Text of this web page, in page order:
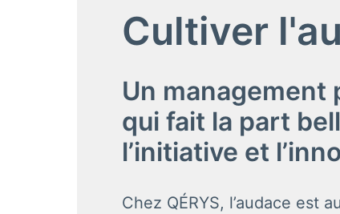
Cultiver
Un
qui fait la part
l’initiative et
Chez QÉRYS, l’audace est